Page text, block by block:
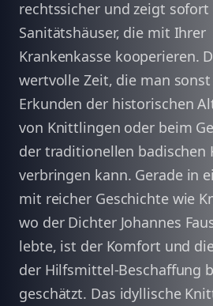
rechtssicher und zeigt sofort
Sanitätshäuser, die mit Ihrer
Krankenkasse kooperieren.
wertvolle Zeit, die man
Erkunden der historischen
von Knittlingen oder beim
der traditionellen badischen
verbringen kann. Gerade in
mit reicher Geschichte wie
wo der Dichter Johannes
lebte, ist der Komfort und
der Hilfsmittel-Beschaffung
geschätzt. Das idyllische